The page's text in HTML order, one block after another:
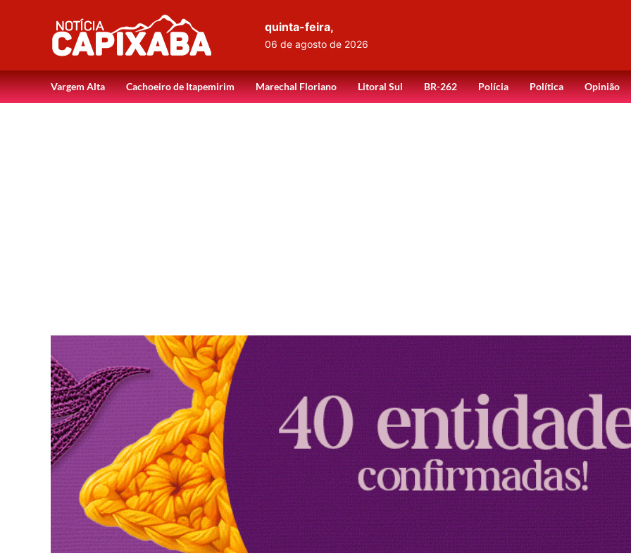
quinta-feira,
06 de agosto de 2026
Vargem Alta Cachoeiro de Itapemirim Marechal Floriano Litoral Sul BR-262 Polícia Política Opinião